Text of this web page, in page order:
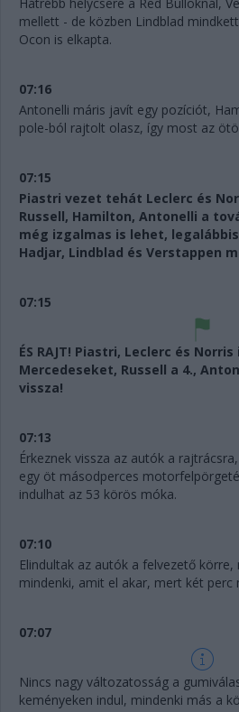
mellett - de közben Lindblad
Ocon is elkapta.
07:16
Antonelli máris javít egy pozíciót,
pole-ból rajtolt olasz, így most az
07:15
Piastri vezet tehát Leclerc és
Russell, Hamilton, Antonelli a
még izgalmas is lehet,
Hadjar, Lindblad és Verstappen
07:15
ÉS RAJT! Piastri, Leclerc és
Mercedeseket, Russell a 4.,
vissza!
07:13
Érkeznek vissza az autók a
egy öt másodperces
indulhat az 53 körös móka.
07:10
Elindultak az autók a felvezető
mindenki, amit el akar, mert két perc
07:07
Nincs nagy változatosság a
keményeken indul, mindenki más a